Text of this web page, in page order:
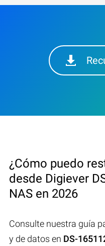
¿Cómo puedo
desde Digiever
NAS en 2026
Consulte nuestra guía
y de datos en DS-